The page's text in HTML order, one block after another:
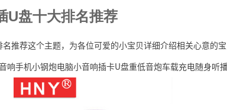
U盘十大排名推荐
推荐这个主题，为各位可爱的小宝贝详细介绍相关心意的
响手机小钢炮电脑小音响插卡U盘重低音炮车载充电随身听